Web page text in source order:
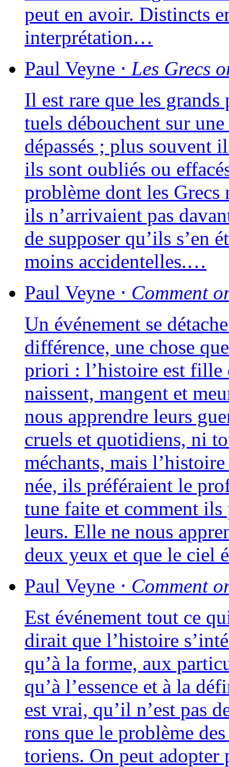
peut en avoir. Distincts
interprétation…
Paul Veyne ⋅ Les Grecs
Il est rare que les
tuels débouchent sur
dépas­sés ; plus sou­vent
ils sont oubliés ou
pro­blème dont les Grecs
ils n’arrivaient pas
de sup­po­ser qu’ils s’en
moins accidentelles.…
Paul Veyne ⋅ Comment
Un évé­ne­ment se
dif­fé­rence, une chose
prio­ri : l’histoire est fille
naissent, mangent et
nous apprendre leurs
cruels et quo­ti­diens, ni
méchants, mais
née, ils pré­fé­raient le
tune faite et com­ment
leurs. Elle ne nous
deux yeux et que le ciel
Paul Veyne ⋅ Comment
Est évé­ne­ment tout ce
dirait que l’histoire
qu’à la forme, aux
qu’à l’essence et à la
est vrai, qu’il n’est pas
rons que le pro­blème
to­riens. On peut